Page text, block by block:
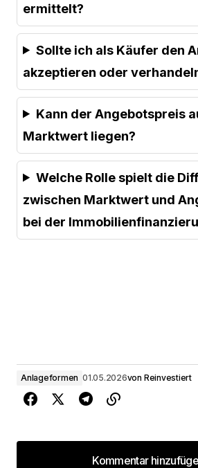
ermittelt?
Sollte ich als Käufer den
akzeptieren oder
Kann der Angebotspreis
Marktwert liegen?
Welche Rolle spielt die
zwischen Marktwert und
bei der
Anlageformen 01.05.2026von Reinvestiert
Kommentar